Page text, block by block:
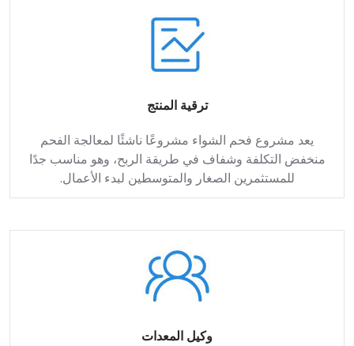
ترقية المنتج
يعد مشروع فحم الشواء مشروعًا ناشئًا لمعالجة الفحم
منخفض التكلفة وشفاف في طريقة الربح، وهو مناسب جدًا
للمستثمرين الصغار والمتوسطين لبدء الأعمال.
وكيل المعدات